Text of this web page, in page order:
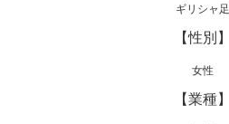
ギリシャ足
【性別】
女性
【業種】